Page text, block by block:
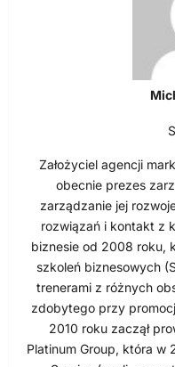
Założyciel agencji
obecnie prezes
zarządzanie jej
rozwiązań i kontakt z
biznesie od 2008 roku,
szkoleń biznesowych
trenerami z różnych
zdobytego przy
2010 roku zaczął
Platinum Group, która w